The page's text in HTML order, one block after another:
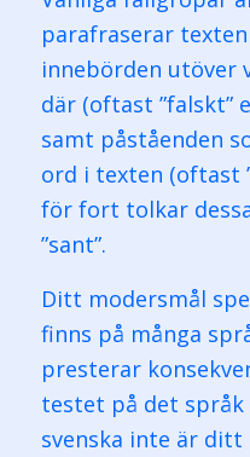
parafraserar
innebörden utöver
där (oftast ”falskt”
samt påståenden
ord i texten (oftast
för fort tolkar
”sant”.
Ditt modersmål
finns på många
presterar
testet på det språk
svenska inte är